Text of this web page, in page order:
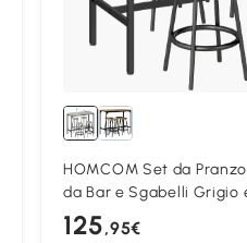
HOMCOM Set da
da Bar e Sgabelli Grigio
125,95€